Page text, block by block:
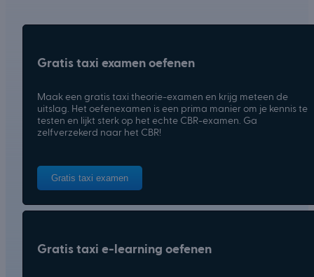
Gratis taxi examen oefenen
Maak een gratis taxi theorie-examen en krijg meteen de
uitslag. Het oefenexamen is een prima manier om je kennis te
testen en lijkt sterk op het echte CBR-examen. Ga
zelfverzekerd naar het CBR!
Gratis taxi examen
Gratis taxi e-learning oefenen